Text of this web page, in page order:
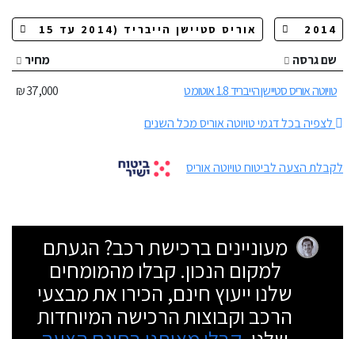
שם גרסה
מחיר
טויוטה אוריס סטיישן הייבריד 1.8 אוטומט
37,000 ₪
לצפיה בכל דגמי טויוטה אוריס מכל השנים
לקבלת הצעה לביטוח טויוטה אוריס
מעוניינים ברכישת רכב? הגעתם
למקום הנכון. קבלו מהמומחים
שלנו ייעוץ חינם, הכירו את מבצעי
הרכב וקבוצות הרכישה המיוחדות